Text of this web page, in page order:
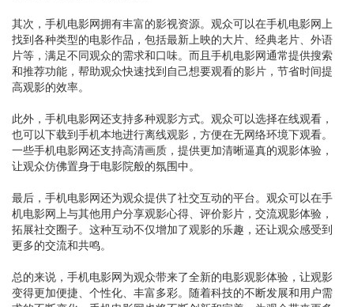
其次，手机电影网拥有丰富的影视资源。观众可以在手机电影网上
找到各种类型的电影作品，包括最新上映的大片、经典老片、外语
片等，满足不同观众的需求和口味。而且手机电影网通常提供搜索
和推荐功能，帮助观众快速找到自己想要观看的影片，节省时间提
高观影的效率。
此外，手机电影网还支持多种观影方式。观众可以选择在线观看，
也可以下载到手机本地进行离线观影，方便在无网络环境下观看。
一些手机电影网还支持高清画质，提供更加清晰逼真的观影体验，
让观众仿佛置身于电影院般的氛围中。
最后，手机电影网还为观众提供了社交互动的平台。观众可以在手
机电影网上与其他用户分享观影心得、评价影片，交流观影体验，
拓展社交圈子。这种互动不仅增加了观影的乐趣，还让观众感受到
更多的交流和共鸣。
总的来说，手机电影网为观众带来了全新的电影观影体验，让观影
变得更加便捷、个性化、丰富多彩。随着科技的不断发展和用户需